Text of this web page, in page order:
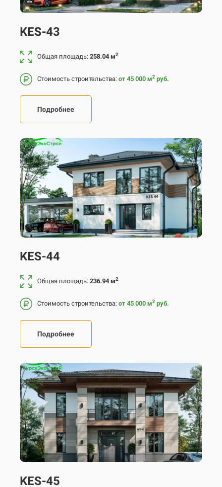
KES-43
Общая площадь: 258.04 м2
Стоимость строительства: от 45 000 м2 руб.
Подробнее
KES-44
Общая площадь: 236.94 м2
Стоимость строительства: от 45 000 м2 руб.
Подробнее
KES-45